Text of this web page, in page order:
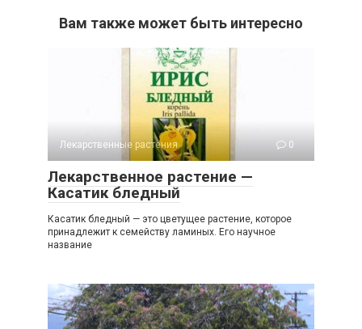
Вам также может быть интересно
Лекарственные растения 0
Лекарственное растение —
Касатик бледный
Касатик бледный — это цветущее растение, которое
принадлежит к семейству ламиных. Его научное
название